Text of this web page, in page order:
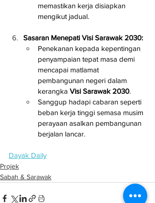
memastikan kerja disiapkan
mengikut jadual.
Sasaran Menepati Visi Sarawak 2030:
Penekanan kepada kepentingan
penyampaian tepat masa demi
mencapai matlamat
pembangunan negeri dalam
kerangka Visi Sarawak 2030.
Sanggup hadapi cabaran seperti
beban kerja tinggi semasa musim
perayaan asalkan pembangunan
berjalan lancar.
Dayak Daily
Projek
Sabah & Sarawak